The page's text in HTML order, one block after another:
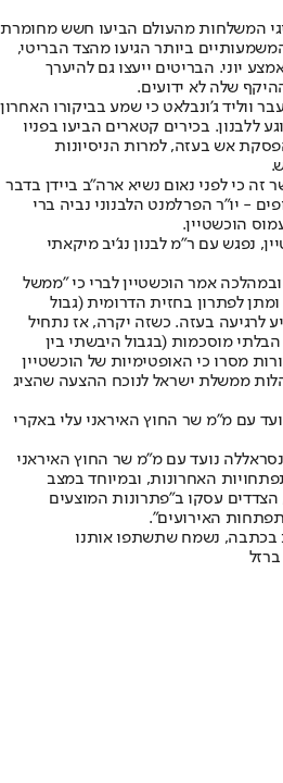
המשלחות מהעולם הביעו חשש מחומרת
ביותר הגיעו מהצד הבריטי,
יוני. הבריטים ייעצו גם להיערך
שלה לא ידועים.
ווליד ג'ונבלאט כי שמע בביקורו האחרון
ללבנון. בכירים קטארים הביעו בפניו
אש בעזה, למרות הניסיונות
זה כי לפני נאום נשיא ארה"ב ביידן בדבר
- יו"ר הפרלמנט הלבנוני נביה ברי
הוכשטיין.
נפגש עם ר"מ לבנון נג'יב מיקאתי
בערך ובמהלכה אמר הוכשטיין לברי כי "ממשל
לפתרון בחזית הדרומית (גבול
לרגיעה בעזה. כשזה יקרה, אז נתחיל
מוסכמות (בגבול היבשתי בין
מסרו כי האופטימיות של הוכשטיין
ממשלת ישראל לנוכח ההצעה שהציג
עם מ"מ שר החוץ האיראני עלי באקרי
נועד עם מ"מ שר החוץ האיראני
האחרונות, ובמיוחד במצב
הצדדים עסקו ב"פתרונות המוצעים
האירועים".
בכתבה, נשמח שתשתפו אותנו